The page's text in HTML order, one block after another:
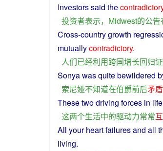
Investorssaid the
投资者表示， Midwest的公告
Cross-countrygrowth
mutuallycontradictory.
人们已经利用跨国增长回归
Sonyawasquitebewildered
索尼娅不知道在伯爵前后矛盾
Thesetwodriving forces in life
这两个生活中的驱动力常常
All your heartfailures and all
living.